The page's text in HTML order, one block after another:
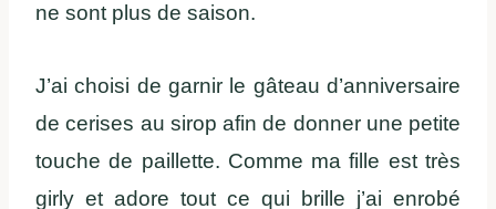
ne sont plus de saison.
J’ai choisi de garnir le gâteau d’anniversaire
de cerises au sirop afin de donner une petite
touche de paillette. Comme ma fille est très
girly et adore tout ce qui brille j’ai enrobé